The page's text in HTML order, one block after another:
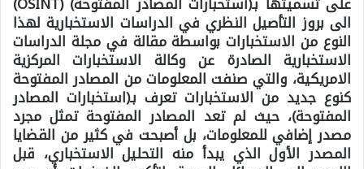
الى بروز التأصيل النظري في الدراسات الاستخبارية لهذا
النوع من الاستخبارات بواسطة مقالة في مجلة الدراسات
الاستخبارية الصادرة عن وكالة الاستخبارات المركزية
الامريكية، والتي صنفت المعلومات من المصادر المفتوحة
كنوع جديد من الاستخبارات تعرف بـ(استخبارات المصادر
المفتوحة)، حيث لم تعد المصادر المفتوحة تمثل مجرد
مصدر إضافي للمعلومات، بل أصبحت في كثير من القضايا
المصدر الأول الذي يبدأ منه التحليل الاستخباري، قبل